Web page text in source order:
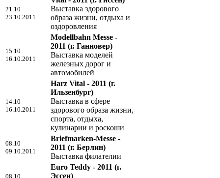
21.10
23.10.2011
Выставка здорового
образа жизни, отдыха и
оздоровления
15.10
16.10.2011
Modellbahn Messe -
2011 (г. Ганновер)
Выставка моделей
железных дорог и
автомобилей
14.10
16.10.2011
Harz Vital - 2011 (г.
Ильзенбург)
Выставка в сфере
здорового образа жизни,
спорта, отдыха,
кулинарии и роскоши
08.10
09.10.2011
Briefmarken-Messe -
2011 (г. Берлин)
Выставка филателии
08.10
Euro Teddy - 2011 (г.
Эссен)